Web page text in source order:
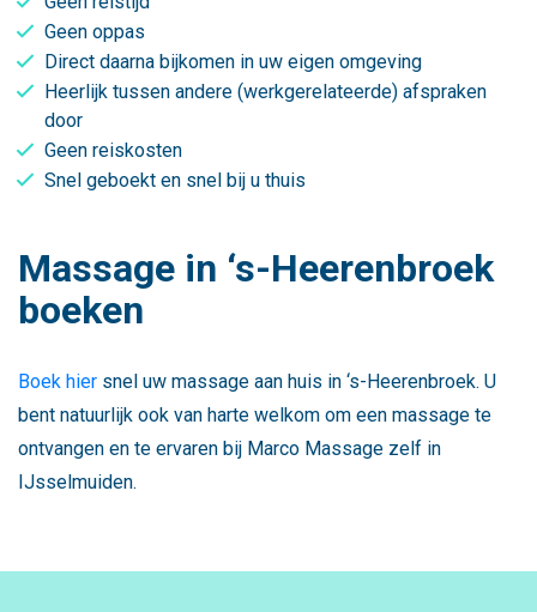
Geen oppas
Direct daarna bijkomen in uw eigen omgeving
Heerlijk tussen andere (werkgerelateerde) afspraken
door
Geen reiskosten
Snel geboekt en snel bij u thuis
Massage in ‘s-Heerenbroek
boeken
Boek hier snel uw massage aan huis in ‘s-Heerenbroek. U
bent natuurlijk ook van harte welkom om een massage te
ontvangen en te ervaren bij Marco Massage zelf in
IJsselmuiden.